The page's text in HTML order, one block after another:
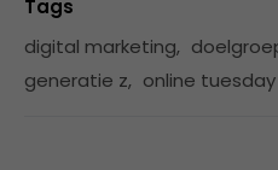
Tags
digital marketing,
generatie z, online tuesday